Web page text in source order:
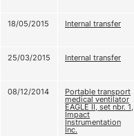
18/05/2015
Internal transfer
25/03/2015
Internal transfer
08/12/2014
Portable transport
medical ventilator
EAGLE II, set nbr. 1,
Impact
Instrumentation
Inc.